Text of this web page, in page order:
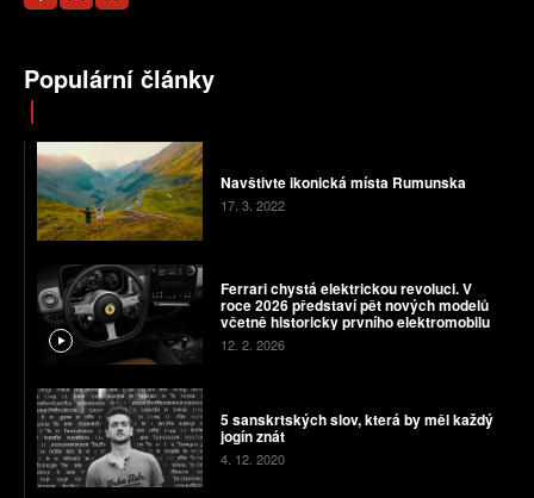
Populární články
Navštivte ikonická místa Rumunska
17. 3. 2022
Ferrari chystá elektrickou revoluci. V
roce 2026 představí pět nových modelů
včetně historicky prvního elektromobilu
12. 2. 2026
5 sanskrtských slov, která by měl každý
jogín znát
4. 12. 2020